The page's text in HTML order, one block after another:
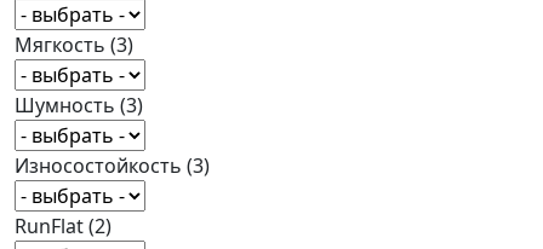
Мягкость (3)
Шумность (3)
Износостойкость (3)
RunFlat(2)